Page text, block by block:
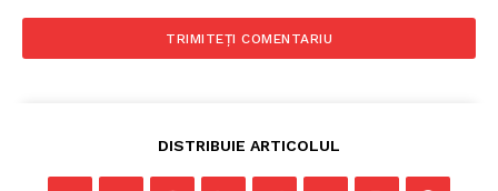
PRESShub
Despre noi / Echipa
DISTRIBUIE ARTICOLUL